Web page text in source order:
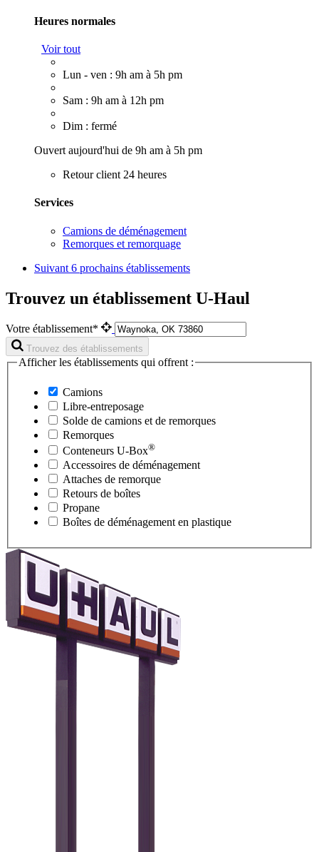
Heures normales
Voir tout
Lun - ven : 9h am à 5h pm
Sam : 9h am à 12h pm
Dim : fermé
Ouvert aujourd'hui de 9h am à 5h pm
Retour client 24 heures
Services
Camions de déménagement
Remorques et remorquage
Suivant 6 prochains établissements
Trouvez un établissement U-Haul
Votre établissement*
Trouvez des établissements
Afficher les établissements qui offrent :
Camions
Libre-entreposage
Solde de camions et de remorques
Remorques
Conteneurs U-Box®
Accessoires de déménagement
Attaches de remorque
Retours de boîtes
Propane
Boîtes de déménagement en plastique